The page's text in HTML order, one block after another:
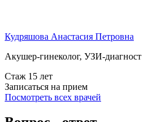
Кудряшова Анастасия Петровна
Акушер-гинеколог, УЗИ-диагност
Стаж 15 лет
Записаться на прием
Посмотреть всех врачей